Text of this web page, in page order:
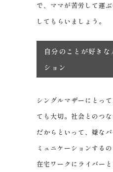
で、ママが苦労して運
してもらいましょう。
自分のことが好き
ション
シングルマザーにとっ
ても大切。社会とのつな
だからといって、嫌な
ミュニケーションするの
在宅ワークにライバー